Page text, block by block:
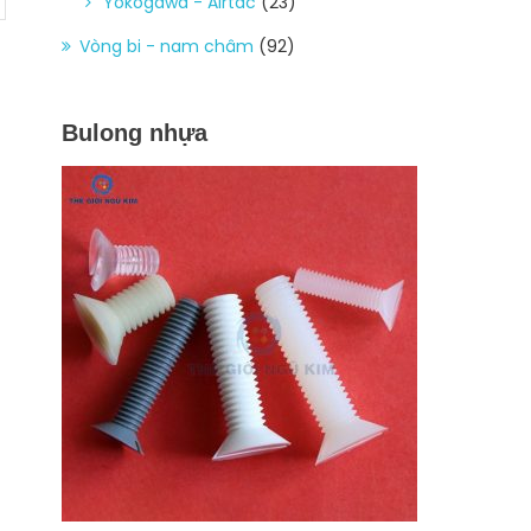
Vòng bi - nam châm (92)
Bulong nhựa